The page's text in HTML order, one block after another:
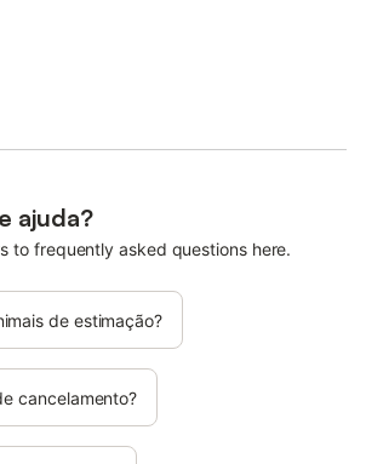
ajuda?
to frequently asked questions here.
de estimação?
cancelamento?